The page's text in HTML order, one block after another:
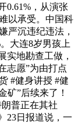
0.61%，从演张
以承受。中国科
严沉违纪违法，
大连8岁男孩上
实地勘查工做，
志愿”为由打点
#健身讲授 #健
矿”后续来了！
普正在其社
23日报道说，一